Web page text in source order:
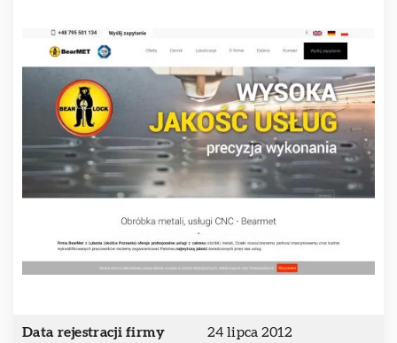
Data rejestracji firmy 24 lipca 2012